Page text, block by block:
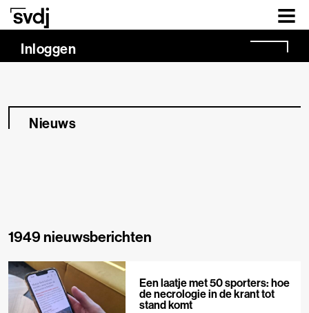
Naar hoofdinhoud
Inloggen
Nieuws
1949 nieuwsberichten
Een laatje met 50 sporters: hoe
de necrologie in de krant tot
stand komt